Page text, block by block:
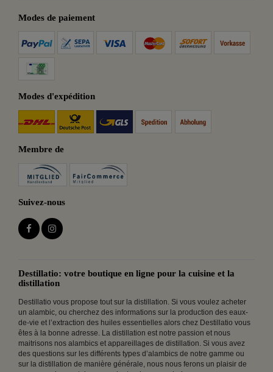
Modes de paiement
Modes d'expédition
Membre de
Suivez-nous
Destillatio: votre boutique en ligne pour la cuisine et la
distillation
Destillatio vous propose tout sur la distillation. Si vous voulez acheter
un alambic, ou cherchez des informations sur la production des eaux-
de-vie et l’extraction des huiles essentielles alors chez Destillatio vous
êtes à la bonne adresse. La distillation est notre passion et nous
maitrisons nos alambics et appareillages de distillation. Si vous avez
des questions sur les différents types d’alambics de notre gamme ou
sur la distillation de manière générale, nous nous ferons un plaisir de